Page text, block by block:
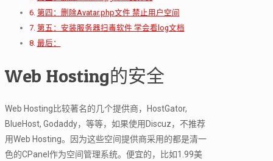
第四：删除Avatar.php文件 禁止用户空间
第五：安装服务器扫毒软件 学会看log文档
最后：
Web Hosting的安全
Web Hosting比较著名的几个提供商，HostGator,
BlueHost, Godaddy，等等，如果使用Discuz，不推荐
用Web Hosting。因为这些空间提供商采用的都是清一
色的CPanel作为空间管理系统。便宜的，比如1.99美